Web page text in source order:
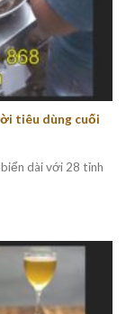
tiêu dùng cuối
dài với 28 tỉnh